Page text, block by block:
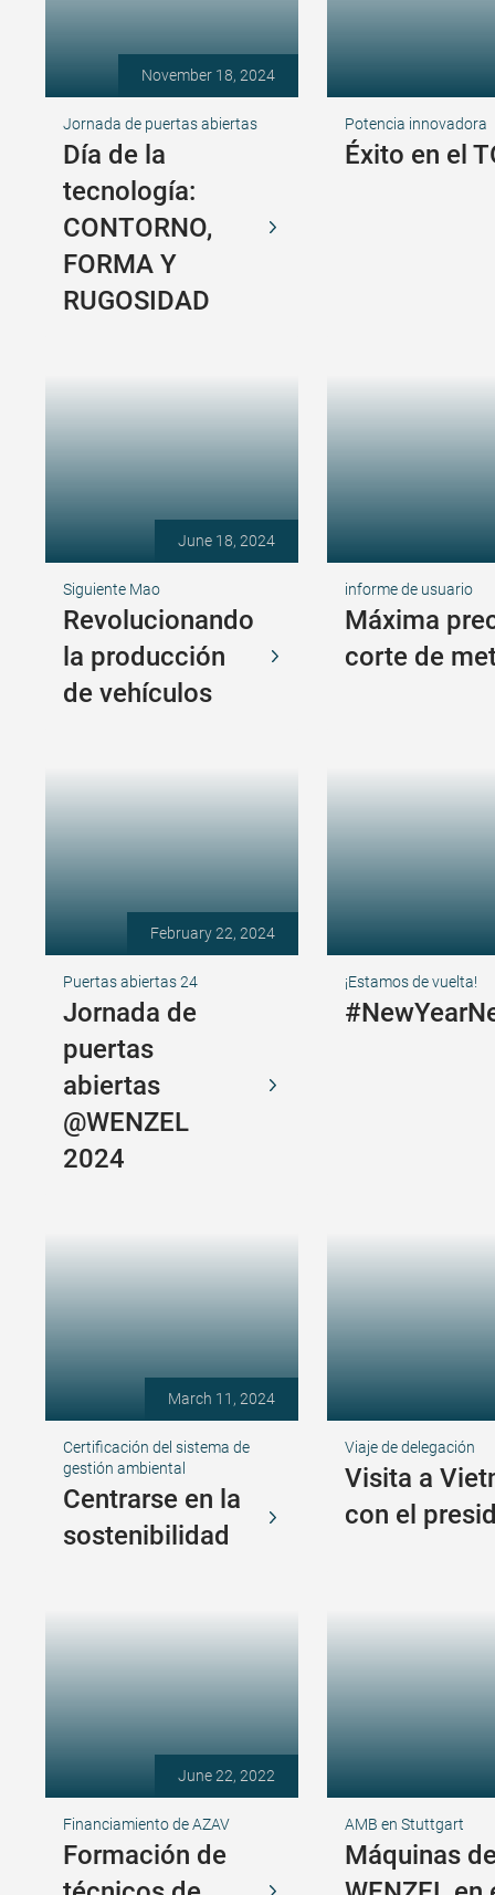
November 18, 2024
Jornada de puertas abiertas
Día de la
tecnología:
CONTORNO,
FORMA Y
RUGOSIDAD
Potencia innovadora
Éxito en el
June 18, 2024
Siguiente Mao
Revolucionando
la producción
de vehículos
informe de usuario
Máxima
corte de
February 22, 2024
Puertas abiertas 24
Jornada de
puertas
abiertas
@WENZEL
2024
¡Estamos de vuelta!
March 11, 2024
Certificación del sistema de
gestión ambiental
Centrarse en la
sostenibilidad
Viaje de delegación
Visita a
con el
June 22, 2022
Financiamiento de AZAV
Formación de
AMB en Stuttgart
Máquinas